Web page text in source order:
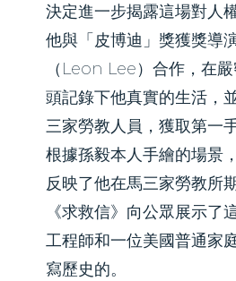
決定進一步揭露這場對人
他與「皮博迪」獎獲獎導
（Leon Lee）合作，在
頭記錄下他真實的生活，
三家勞教人員，獲取第一
根據孫毅本人手繪的場景
反映了他在馬三家勞教所
《求救信》向公眾展示了
工程師和一位美國普通家
寫歷史的。